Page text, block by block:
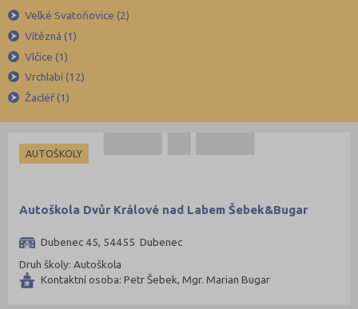
Kutná Hora (66)
Liberec (138)
Litoměřice (104)
Most (73)
Nový Jičín (118)
Nymburk (89)
Olomouc (205)
Opava (135)
Velké Svatoňovice (2)
Vítězná (1)
Vlčice (1)
Vrchlabí (12)
Žacléř (1)
AUTOŠKOLY
Autoškola Dvůr Králové nad Labem Šebek&Bugar
Dubenec 45, 54455 Dubenec
Druh školy: Autoškola
Kontaktní osoba: Petr Šebek, Mgr. Marian Bugar